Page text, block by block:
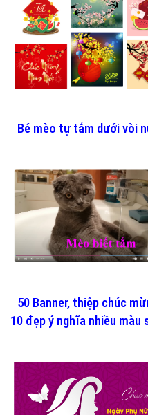
Bé mèo tự tắm dưới vòi
50 Banner, thiệp chúc
10 đẹp ý nghĩa nhiều màu